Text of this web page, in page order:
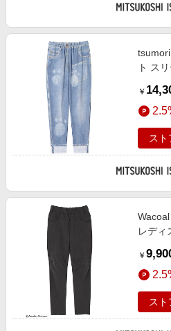
ト ス
丹/公
￥
ス
レディ
￥
ス